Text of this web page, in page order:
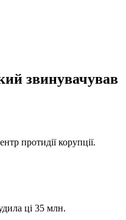
звинувачував
протидії корупції.
ці 35 млн.